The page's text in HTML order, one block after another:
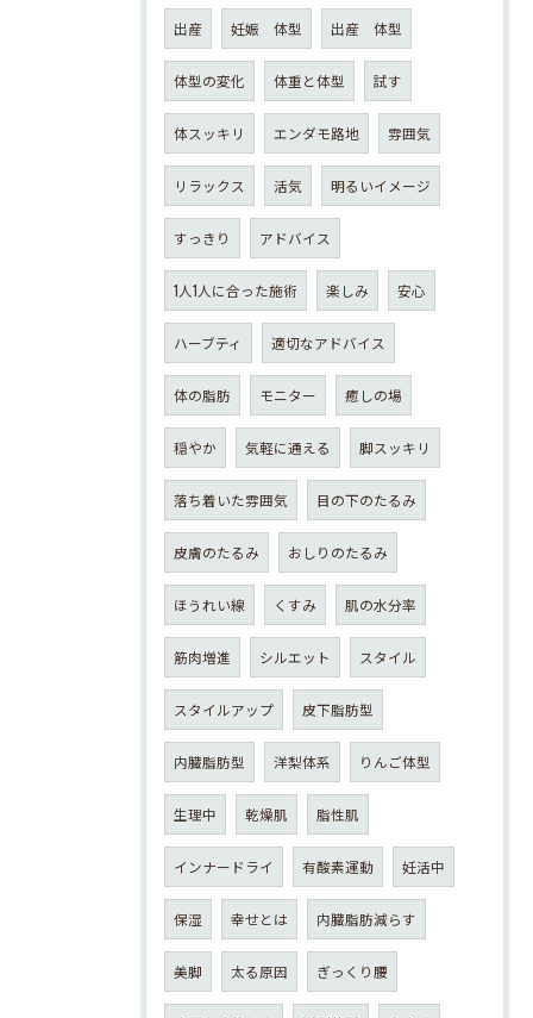
出産 妊娠 体型 出産 体型
体型の変化 体重と体型 試す
体スッキリ エンダモ路地 雰囲気
リラックス 活気 明るいイメージ
すっきり アドバイス
1人1人に合った施術 楽しみ 安心
ハーブティ 適切なアドバイス
体の脂肪 モニター 癒しの場
穏やか 気軽に通える 脚スッキリ
落ち着いた雰囲気 目の下のたるみ
皮膚のたるみ おしりのたるみ
ほうれい線 くすみ 肌の水分率
筋肉増進 シルエット スタイル
スタイルアップ 皮下脂肪型
内臓脂肪型 洋梨体系 りんご体型
生理中 乾燥肌 脂性肌
インナードライ 有酸素運動 妊活中
保湿 幸せとは 内臓脂肪減らす
美脚 太る原因 ぎっくり腰